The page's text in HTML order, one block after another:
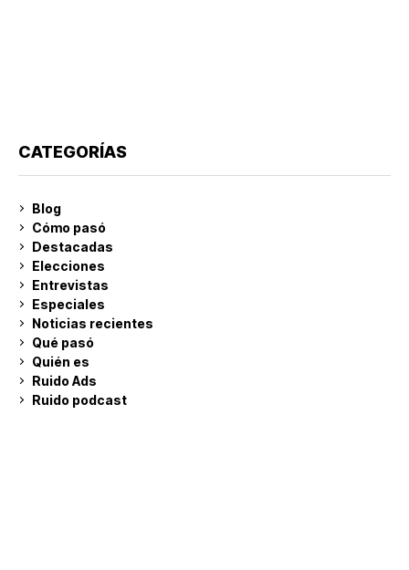
CATEGORÍAS
Blog
Cómo pasó
Destacadas
Elecciones
Entrevistas
Especiales
Noticias recientes
Qué pasó
Quién es
Ruido Ads
Ruido podcast